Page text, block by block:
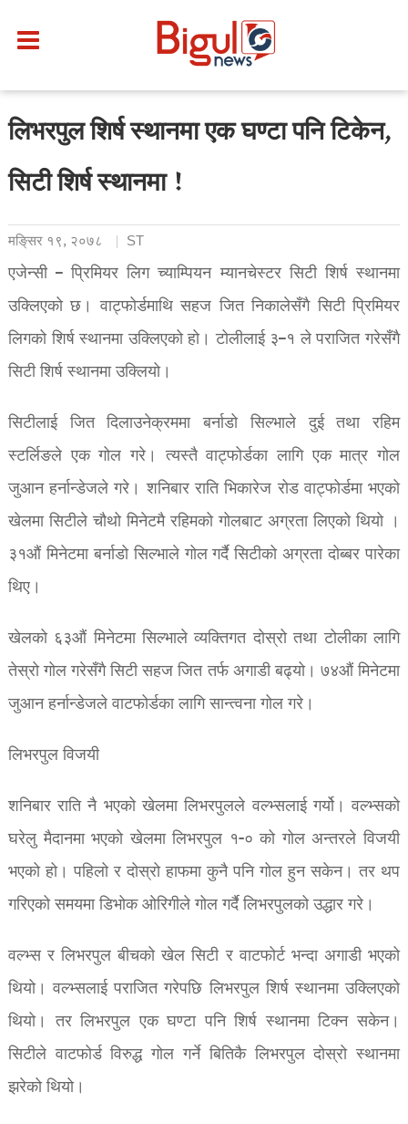
लिभरपुल शिर्ष स्थानमा एक घण्टा पनि टिकेन,
सिटी शिर्ष स्थानमा !
मङि्सर १९, २०७८ ST
एजेन्सी – प्रिमियर लिग च्याम्पियन म्यानचेस्टर सिटी शिर्ष स्थानमा
उक्लिएको छ। वाट्फोर्डमाथि सहज जित निकालेसँगै सिटी प्रिमियर
लिगको शिर्ष स्थानमा उक्लिएको हो। टोलीलाई ३–१ ले पराजित गरेसँगै
सिटी शिर्ष स्थानमा उक्लियो।
सिटीलाई जित दिलाउनेक्रममा बर्नाडो सिल्भाले दुई तथा रहिम
स्टर्लिङले एक गोल गरे। त्यस्तै वाट्फोर्डका लागि एक मात्र गोल
जुआन हर्नान्डेजले गरे। शनिबार राति भिकारेज रोड वाट्फोर्डमा भएको
खेलमा सिटीले चौथो मिनेटमै रहिमको गोलबाट अग्रता लिएको थियो ।
३१औं मिनेटमा बर्नाडो सिल्भाले गोल गर्दै सिटीको अग्रता दोब्बर पारेका
थिए।
खेलको ६३औं मिनेटमा सिल्भाले व्यक्तिगत दोस्रो तथा टोलीका लागि
तेस्रो गोल गरेसँगै सिटी सहज जित तर्फ अगाडी बढ्यो। ७४औं मिनेटमा
जुआन हर्नान्डेजले वाटफोर्डका लागि सान्त्वना गोल गरे।
लिभरपुल विजयी
शनिबार राति नै भएको खेलमा लिभरपुलले वल्भ्सलाई गर्यो। वल्भ्सको
घरेलु मैदानमा भएको खेलमा लिभरपुल १-० को गोल अन्तरले विजयी
भएको हो। पहिलो र दोस्रो हाफमा कुनै पनि गोल हुन सकेन। तर थप
गरिएको समयमा डिभोक ओरिगीले गोल गर्दै लिभरपुलको उद्धार गरे।
वल्भ्स र लिभरपुल बीचको खेल सिटी र वाटफोर्ट भन्दा अगाडी भएको
थियो। वल्भ्सलाई पराजित गरेपछि लिभरपुल शिर्ष स्थानमा उक्लिएको
थियो। तर लिभरपुल एक घण्टा पनि शिर्ष स्थानमा टिक्न सकेन।
सिटीले वाटफोर्ड विरुद्ध गोल गर्ने बितिकै लिभरपुल दोस्रो स्थानमा
झरेको थियो।